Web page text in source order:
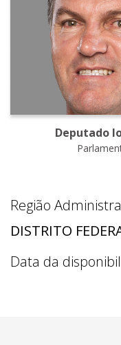
Deputado
Região
DISTRITO
Data da